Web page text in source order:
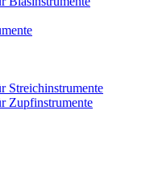
Streichinstrumente
Zupfinstrumente